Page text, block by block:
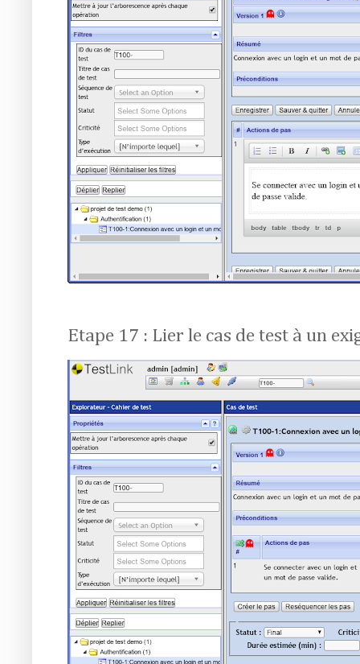
Etape 17 : Lier le cas de test à un